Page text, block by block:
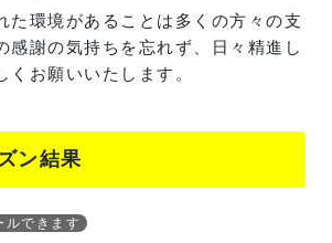
た環境があることは多くの方々の支
感謝の気持ちを忘れず、日々精進し
くお願いいたします。
ン結果